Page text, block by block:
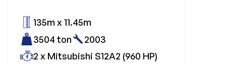
135m x 11.45m
3504 ton
2003
2 x Mitsubishi S12A2 (960 HP)